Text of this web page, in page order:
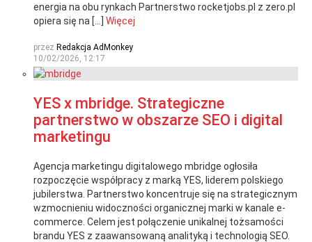
energia na obu rynkach Partnerstwo rocketjobs.pl z zero.pl
opiera się na […] Więcej
przez Redakcja AdMonkey
10/02/2026, 12:17
YES x mbridge. Strategiczne
partnerstwo w obszarze SEO i digital
marketingu
Agencja marketingu digitalowego mbridge ogłosiła
rozpoczęcie współpracy z marką YES, liderem polskiego
jubilerstwa. Partnerstwo koncentruje się na strategicznym
wzmocnieniu widoczności organicznej marki w kanale e-
commerce. Celem jest połączenie unikalnej tożsamości
brandu YES z zaawansowaną analityką i technologią SEO.